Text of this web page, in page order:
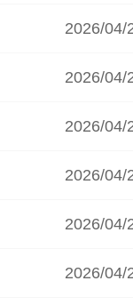
2026/04/
2026/04/
2026/04/
2026/04/
2026/04/
2026/04/